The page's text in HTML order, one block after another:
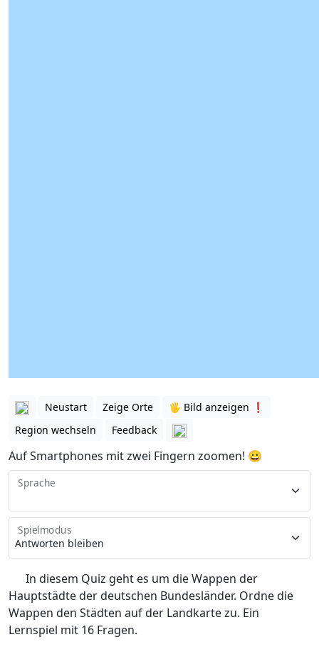
Neustart Zeige Orte
🖐️ Bild anzeigen ❗️
Region wechseln
Feedback
Auf Smartphones mit zwei Fingern zoomen! 😀
Sprache
Spielmodus
In diesem Quiz geht es um die Wappen der
Hauptstädte der deutschen Bundesländer. Ordne die
Wappen den Städten auf der Landkarte zu. Ein
Lernspiel mit 16 Fragen.